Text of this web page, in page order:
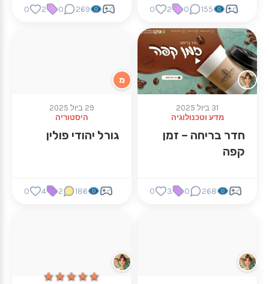
155
0
2
0
269
0
2
0
31 ביול 2025
מדע וטכנולוגיה
חדר בריחה – זמן
קפה
268
0
3
0
מ
29 ביול 2025
היסטוריה
גורל יהודי פולין
186
2
4
0
★★★★★
★★★★★